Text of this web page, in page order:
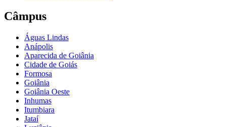
Câmpus
Águas Lindas
Anápolis
Aparecida de Goiânia
Cidade de Goiás
Formosa
Goiânia
Goiânia Oeste
Inhumas
Itumbiara
Jataí